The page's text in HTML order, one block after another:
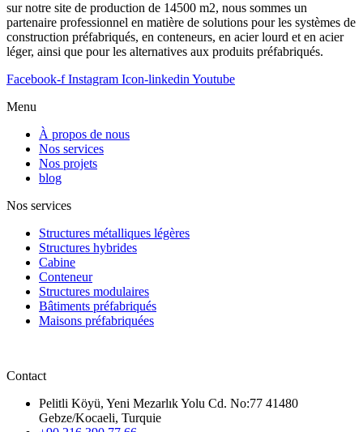
sur notre site de production de 14500 m2, nous sommes un
partenaire professionnel en matière de solutions pour les systèmes de
construction préfabriqués, en conteneurs, en acier lourd et en acier
léger, ainsi que pour les alternatives aux produits préfabriqués.
Facebook-f Instagram Icon-linkedin Youtube
Menu
À propos de nous
Nos services
Nos projets
blog
Nos services
Structures métalliques légères
Structures hybrides
Cabine
Conteneur
Structures modulaires
Bâtiments préfabriqués
Maisons préfabriquées